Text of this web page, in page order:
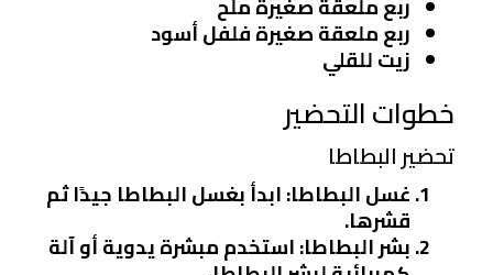
ربع ملعقة صغيرة فلفل أسود
زيت للقلي
خطوات التحضير
تحضير البطاطا
غسل البطاطا: ابدأ بغسل البطاطا جيدًا ثم
قشرها.
بشر البطاطا: استخدم مبشرة يدوية أو آلة